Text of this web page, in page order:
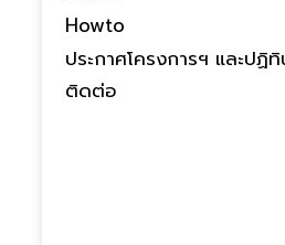
Howto
ประกาศโครงการฯ และปฏิ
ติดต่อ